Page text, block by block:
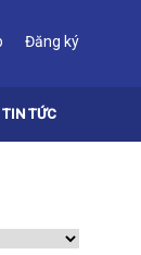
Đăng ký
TIN TỨC